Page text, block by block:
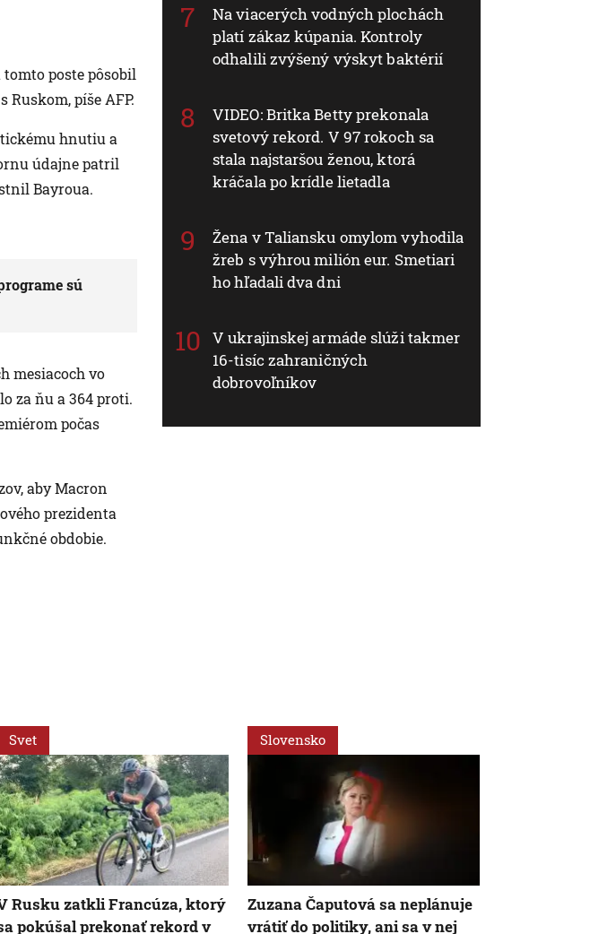
poste pôsobil
píše AFP.
hnutiu a
údajne patril
Bayroua.
sú
mesiacoch vo
za ňu a 364 proti.
počas
aby Macron
prezidenta
obdobie.
Na viacerých vodných plochách
platí zákaz kúpania. Kontroly
odhalili zvýšený výskyt baktérií
VIDEO: Britka Betty prekonala
svetový rekord. V 97 rokoch sa
stala najstaršou ženou, ktorá
kráčala po krídle lietadla
Žena v Taliansku omylom vyhodila
žreb s výhrou milión eur. Smetiari
ho hľadali dva dni
V ukrajinskej armáde slúži takmer
16-tisíc zahraničných
dobrovoľníkov
Svet
Rusku zatkli Francúza, ktorý
pokúšal prekonať rekord v
Slovensko
Zuzana Čaputová sa neplánuje
vrátiť do politiky, ani sa v nej